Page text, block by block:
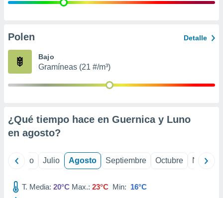
e
publicidad
Polen Detalle
Bajo
Gramíneas (21 #/m³)
¿Qué tiempo hace en Guernica y Luno
en agosto?
Junio Julio Agosto Septiembre Octubre
T. Media: 20°C Max.: 23°C Min: 16°C